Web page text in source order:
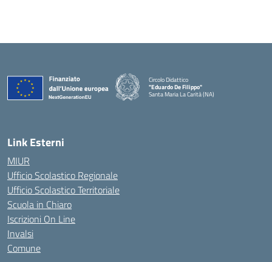
Circolo Didattico
"Eduardo De Filippo"
Santa Maria La Carità (NA)
Link Esterni
MIUR
Ufficio Scolastico Regionale
Ufficio Scolastico Territoriale
Scuola in Chiaro
Iscrizioni On Line
Invalsi
Comune